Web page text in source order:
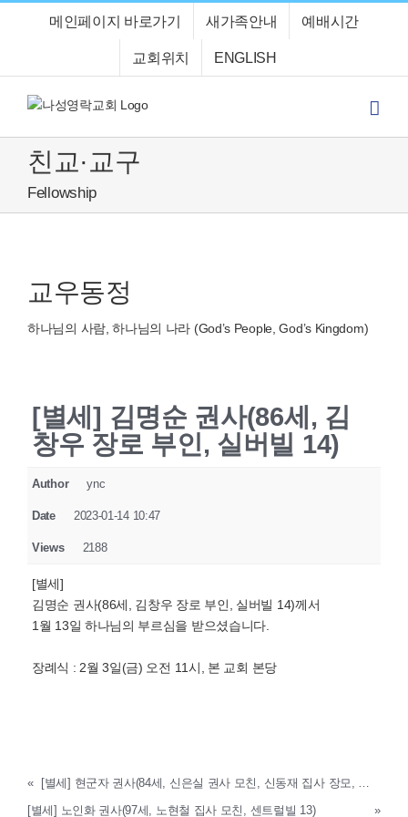
메인페이지 바로가기 새가족안내 예배시간
교회위치 ENGLISH
친교·교구
Fellowship
교우동정
하나님의 사람, 하나님의 나라 (God’s People, God’s Kingdom)
[별세] 김명순 권사(86세, 김
창우 장로 부인, 실버빌 14)
Author ync
Date 2023-01-14 10:47
Views 2188
[별세]
김명순 권사(86세, 김창우 장로 부인, 실버빌 14)께서
1월 13일 하나님의 부르심을 받으셨습니다.
장례식 : 2월 3일(금) 오전 11시, 본 교회 본당
«
[별세] 현군자 권사(84세, 신은실 권사 모친, 신동재 집사 장모, 웨스트빌 12)
[별세] 노인화 권사(97세, 노현철 집사 모친, 센트럴빌 13)
»